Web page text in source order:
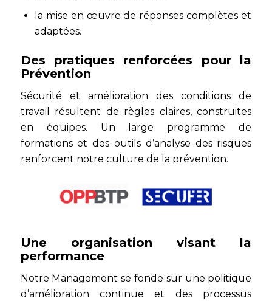
la mise en œuvre de réponses complètes et
adaptées.
Des pratiques renforcées pour la
Prévention
Sécurité et amélioration des conditions de
travail résultent de règles claires, construites
en équipes. Un large programme de
formations et des outils d’analyse des risques
renforcent notre culture de la prévention.
Une organisation visant la
performance
Notre Management se fonde sur une politique
d’amélioration continue et des processus